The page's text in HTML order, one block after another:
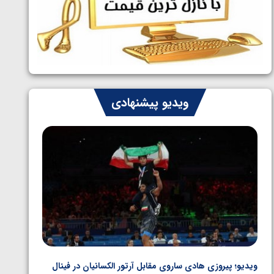
دوم کشتی فرنگی نوجوانان جهان
1405/05/06
ویدیو پیشنهادی
ویدیو؛ پیروزی هادی ساروی مقابل آرتور الکسانیان در فینال